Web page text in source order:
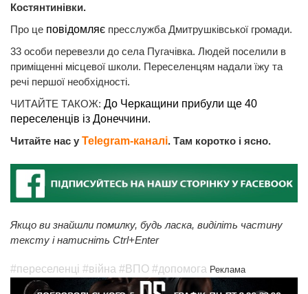
Костянтинівки.
Про це повідомляє пресслужба Дмитрушківської громади.
33 особи перевезли до села Пугачівка. Людей поселили в
приміщенні місцевої школи. Переселенцям надали їжу та
речі першої необхідності.
ЧИТАЙТЕ ТАКОЖ: До Черкащини прибули ще 40
переселенців із Донеччини.
Читайте нас у Telegram-каналі. Там коротко і ясно.
Якщо ви знайшли помилку, будь ласка, виділіть частину
тексту і натисніть Ctrl+Enter
#переселенці #війна #ВПО #допомога Реклама